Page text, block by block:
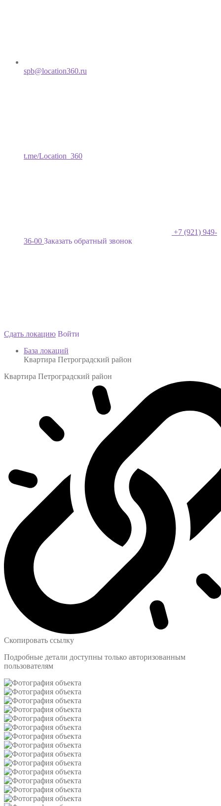
spb@location360.ru
t.me/Location_360
+7 (921) 949-
36-00 Заказать обратный звонок
Сдать локацию Войти
База локаций
Квартира Петроградский район
Квартира Петроградский район
Скопировать ссылку
Подробные детали доступны только авторизованным
пользователям